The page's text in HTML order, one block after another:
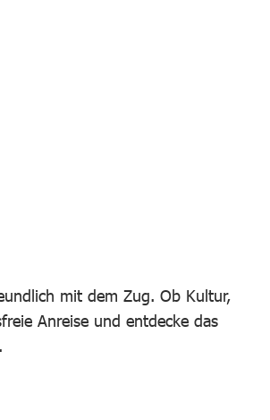
mit dem Zug. Ob Kultur,
Anreise und entdecke das